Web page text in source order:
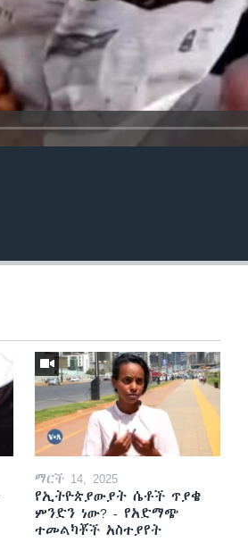
ማርች 14, 2025
የኢትዮጵያውያት ሴቶች ጥያቄ
ምንድን ነው? - የአድማጭ
ተመልካቾች አስተያየት